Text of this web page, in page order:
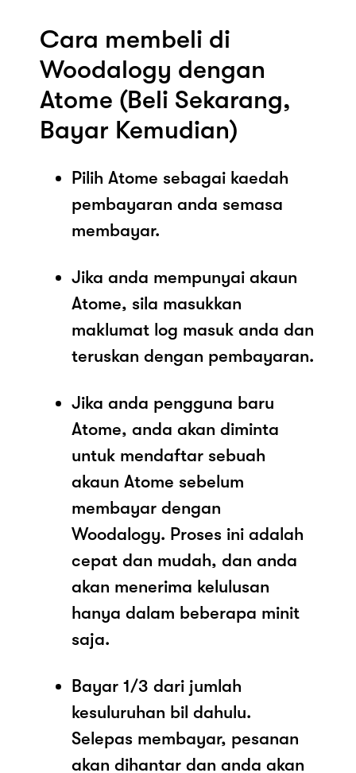
Cara membeli di
Woodalogy dengan
Atome (Beli Sekarang,
Bayar Kemudian)
Pilih Atome sebagai kaedah
pembayaran anda semasa
membayar.
Jika anda mempunyai akaun
Atome, sila masukkan
maklumat log masuk anda dan
teruskan dengan pembayaran.
Jika anda pengguna baru
Atome, anda akan diminta
untuk mendaftar sebuah
akaun Atome sebelum
membayar dengan
Woodalogy. Proses ini adalah
cepat dan mudah, dan anda
akan menerima kelulusan
hanya dalam beberapa minit
saja.
Bayar 1/3 dari jumlah
kesuluruhan bil dahulu.
Selepas membayar, pesanan
akan dihantar dan anda akan